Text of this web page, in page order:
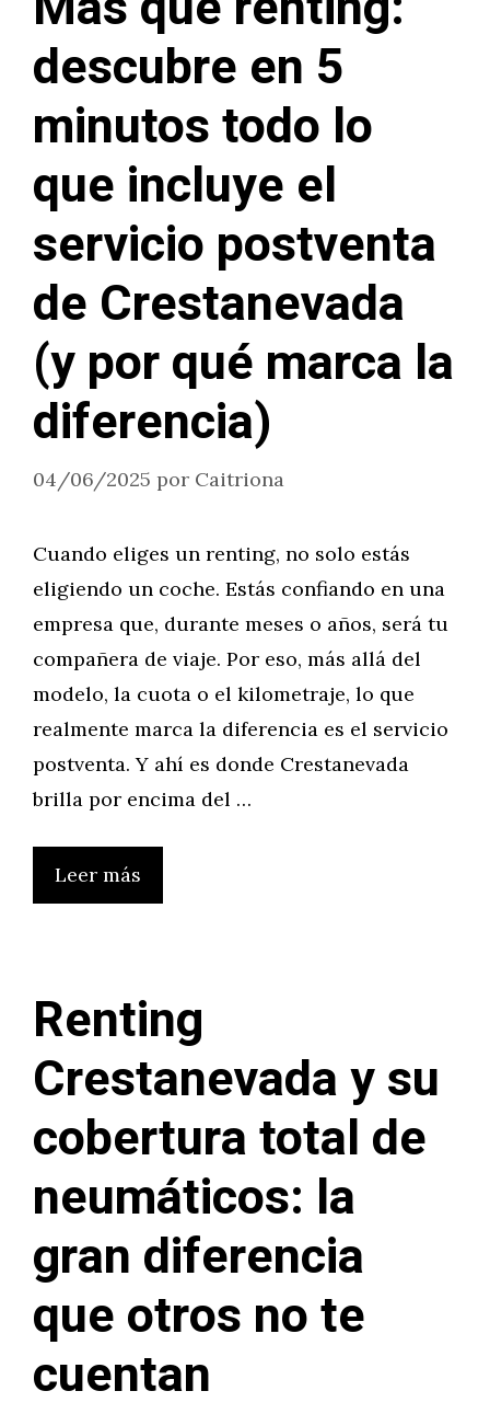
descubre en 5
minutos todo lo
que incluye el
servicio postventa
de Crestanevada
(y por qué marca la
diferencia)
04/06/2025 por Caitriona
Cuando eliges un renting, no solo estás
eligiendo un coche. Estás confiando en una
empresa que, durante meses o años, será tu
compañera de viaje. Por eso, más allá del
modelo, la cuota o el kilometraje, lo que
realmente marca la diferencia es el servicio
postventa. Y ahí es donde Crestanevada
brilla por encima del …
Leer más
Renting
Crestanevada y su
cobertura total de
neumáticos: la
gran diferencia
que otros no te
cuentan